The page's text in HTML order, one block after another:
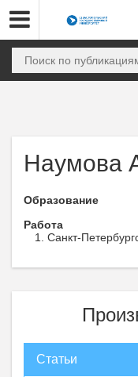
Наумова
Образование
Работа
Санкт-
Статьи